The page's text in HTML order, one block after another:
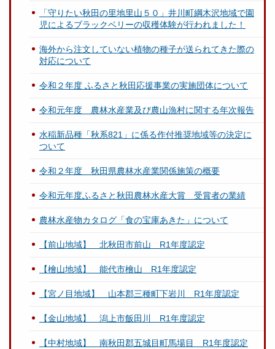
「守りたい秋田の里地里山５０」井川町綱木沢地域で園
児によるブラックベリーの収穫体験が行われました！
海外から注文していない植物の種子が送られてきた際の
対応について
令和２年度 ふるさと秋田応援事業の実施団体について
令和元年度 農林水産業及び農山漁村に関する年次報告
水稲新品種「秋系821」に係る作付推奨地域等の決定に
ついて
令和２年度 秋田県農林水産業関係施策の概要
令和元年度ふるさと秋田農林水産大賞 受賞者の業績
農林水産物カタログ「食の宝庫あきた」について
【前山地域】 北秋田市前山 R1年度認定
【檜山地域】 能代市檜山 R1年度認定
【宮ノ目地域】 山本郡三種町下岩川 R1年度認定
【金山地域】 潟上市飯田川 R1年度認定
【中村地域】 南秋田郡五城目町馬場目 R1年度認定